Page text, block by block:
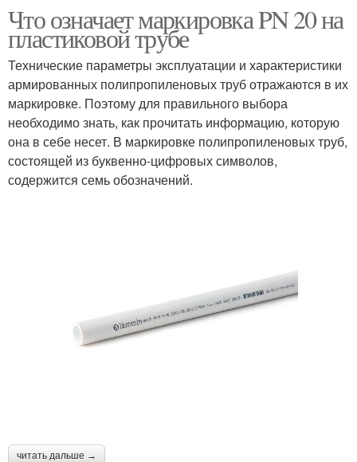
Что означает маркировка PN 20 на
пластиковой трубе
Технические параметры эксплуатации и характеристики
армированных полипропиленовых труб отражаются в их
маркировке. Поэтому для правильного выбора
необходимо знать, как прочитать информацию, которую
она в себе несет. В маркировке полипропиленовых труб,
состоящей из буквенно-цифровых символов,
содержится семь обозначений.
читать дальше →